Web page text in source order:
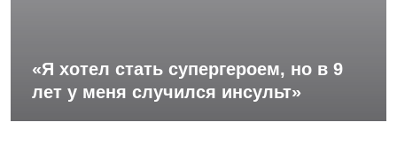
«Я хотел стать супергероем, но в 9
лет у меня случился инсульт»